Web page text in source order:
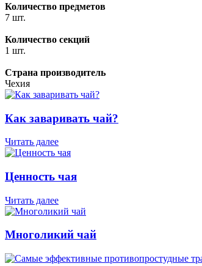
Количество предметов
7 шт.
Количество секций
1 шт.
Страна производитель
Чехия
Как заваривать чай?
Читать далее
Ценность чая
Читать далее
Многоликий чай